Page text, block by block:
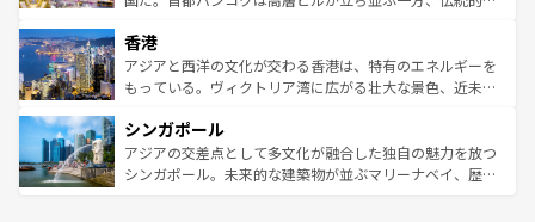
とつ。フォーやバインミー、ベトナムコーヒーなどは、ぜ
ひ現地で味わいたい。どの地域を訪れてもあたたかい人々
が旅行者を迎えてくれるので、きっと忘れられない旅にな
参照してほしい。
の活気が交差している。北部ではチェンマイなどの山岳地
帯で自然と触れ合い、南部ではプーケットやクラビの美し
いビーチでリゾート気分を楽しむことができる。タイ料理
激する。気候は一年中温暖で、どの季節にも異なる楽しみ
が待っている。親しみやすいタイの人々、仏教を中心とし
た文化、そして多様な観光資源が、訪れる旅人を魅了し続
香港
アジアと西洋の文化が交わる香港は、特有のエネルギーを
もっている。ヴィクトリア湾に広がる壮大な景色、近未来
み、どこを訪れても感動するはず。観光スポットが密集し
ており、効率よく見どころを回れるのも魅力。息をのむよ
うな絶景から文化的な体験まで、香港を存分に楽しみ尽く
シンガポール
アジアの交差点として多文化が融合した独自の魅力を放つ
シンガポール。未来的な建築物が並ぶマリーナベイ、歴史